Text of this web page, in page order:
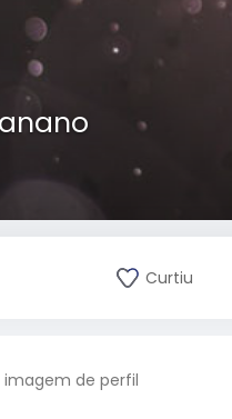
Curtiu
imagem de perfil